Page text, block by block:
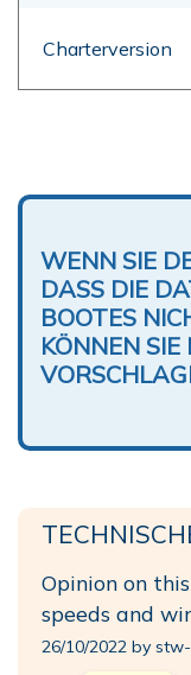
Charterversion
WENN SIE
DASS DIE
BOOTES
KÖNNEN
Opinion on
speeds and
26/10/2022 by